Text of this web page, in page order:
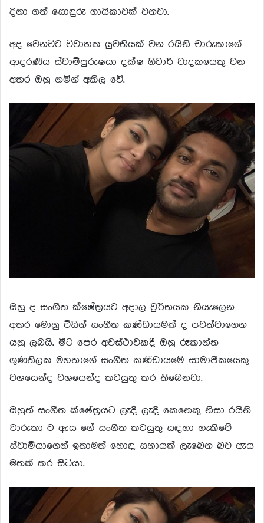
දිනා ගත් සොඳුරු ගායිකාවක් වනවා.
අද වෙනවිට විවාහක යුවතියක් වන රයිනි චාරුකාගේ
ආදරණීය ස්වාමිපුරුෂයා දක්ෂ ගිටාර් වාදකයෙකු වන
අතර ඔහු නමින් අකිල වේ.
ඔහු ද සංගීත ක්ෂේත්‍රයට අදාල වුර්තයක නියැලෙන
අතර මොහු විසින් සංගීත කණ්ඩායමක් ද පවත්වාගෙන
යනු ලබයි. මීට පෙර අවස්ථාවකදී ඔහු රූකාන්ත
ගුණතිලක මහතාගේ සංගීත කණ්ඩායමේ සාමාජිකයෙකු
වශයෙන්ද වශයෙන්ද කටයුතු කර තිබෙනවා.
ඔහුත් සංගීත ක්ෂේත්‍රයට ලැදි ලැදි කෙනෙකු නිසා රයිනි
චාරුකා ට ඇය ගේ සංගීත කටයුතු සඳහා හැකිවේ
ස්වාමියාගෙන් ඉතාමත් හොඳ සහායක් ලැබෙන බව ඇය
මතක් කර සිටියා.